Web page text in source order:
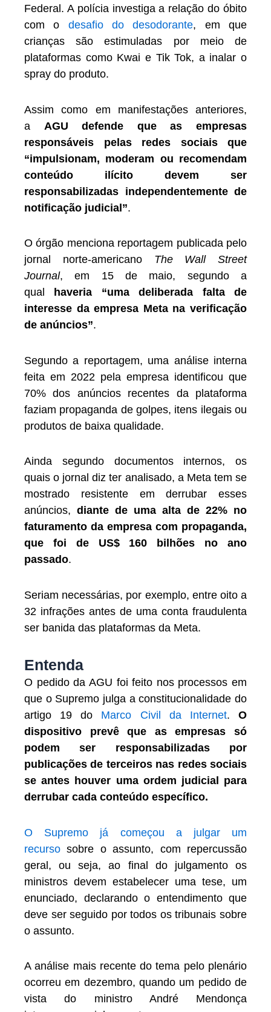
Federal. A polícia investiga a relação do óbito
com o desafio do desodorante, em que
crianças são estimuladas por meio de
plataformas como Kwai e Tik Tok, a inalar o
spray do produto.
Assim como em manifestações anteriores,
a AGU defende que as empresas
responsáveis pelas redes sociais que
“impulsionam, moderam ou recomendam
conteúdo ilícito devem ser
responsabilizadas independentemente de
notificação judicial”.
O órgão menciona reportagem publicada pelo
jornal norte-americano The Wall Street
Journal, em 15 de maio, segundo a
qual
haveria “uma deliberada falta de
interesse da empresa Meta na verificação
de anúncios”.
Segundo a reportagem, uma análise interna
feita em 2022 pela empresa identificou que
70% dos anúncios recentes da plataforma
faziam propaganda de golpes, itens ilegais ou
produtos de baixa qualidade.
Ainda segundo documentos internos, os
quais o jornal diz ter analisado, a Meta tem se
mostrado resistente em derrubar esses
anúncios, diante de uma alta de 22% no
faturamento da empresa com propaganda,
que foi de US$ 160 bilhões no ano
passado.
Seriam necessárias, por exemplo, entre oito a
32 infrações antes de uma conta fraudulenta
ser banida das plataformas da Meta.
Entenda
O pedido da AGU foi feito nos processos em
que o Supremo julga a constitucionalidade do
artigo 19 do Marco Civil da Internet.O
dispositivo prevê que as empresas só
podem ser responsabilizadas por
publicações de terceiros nas redes sociais
se antes houver uma ordem judicial para
derrubar cada conteúdo específico.
O Supremo já começou a julgar um
recurso sobre o assunto, com repercussão
geral, ou seja, ao final do julgamento os
ministros devem estabelecer uma tese, um
enunciado, declarando o entendimento que
deve ser seguido por todos os tribunais sobre
o assunto.
A análise mais recente do tema pelo plenário
ocorreu em dezembro, quando um pedido de
vista do ministro André Mendonça